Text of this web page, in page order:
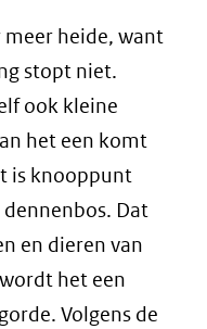
heide, want
stopt niet.
ook kleine
het een komt
is knooppunt
Dat
en dieren van
het een
Volgens de